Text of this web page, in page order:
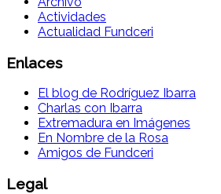
Actividades
Actualidad Fundceri
Enlaces
El blog de Rodríguez Ibarra
Charlas con Ibarra
Extremadura en Imágenes
En Nombre de la Rosa
Amigos de Fundceri
Legal